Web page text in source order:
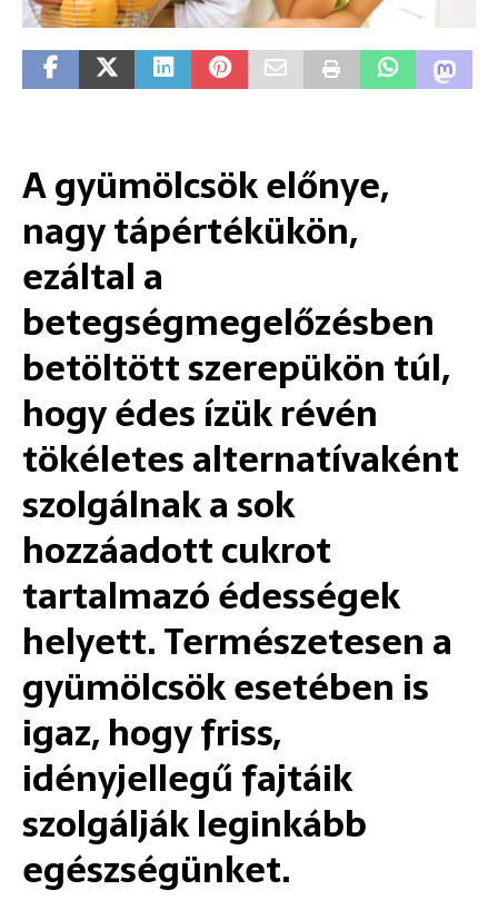
A gyümölcsök előnye,
nagy tápértékükön,
ezáltal a
betegségmegelőzésben
betöltött szerepükön túl,
hogy édes ízük révén
tökéletes alternatívaként
szolgálnak a sok
hozzáadott cukrot
tartalmazó édességek
helyett. Természetesen a
gyümölcsök esetében is
igaz, hogy friss,
idényjellegű fajtáik
szolgálják leginkább
egészségünket.